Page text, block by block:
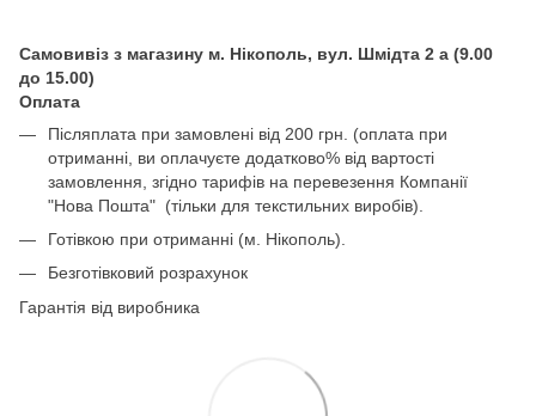
Самовивіз з магазину м. Нікополь, вул. Шмідта 2 а (9.00
до 15.00)
Оплата
Післяплата при замовлені від 200 грн. (оплата при
отриманні, ви оплачуєте додатково% від вартості
замовлення, згідно тарифів на перевезення Компанії
"Нова Пошта" (тільки для текстильних виробів).
Готівкою при отриманні (м. Нікополь).
Безготівковий розрахунок
Гарантія від виробника